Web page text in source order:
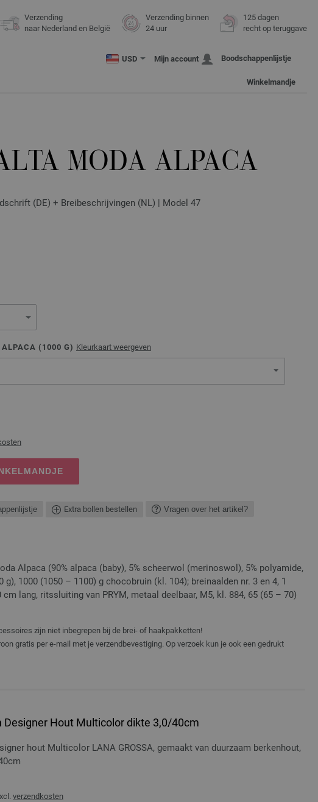
Verzending
naar Nederland en België
Verzending binnen
24 uur
125 dagen
recht op teruggave
USD Mijn account Boodschappenlijstje
Winkelmandje
MODA ALPACA
(DE) + Breibeschrijvingen (NL) | Model 47
ALPACA ( 1000 G) Kleurkaart weergeven
Extra bollen bestellen Vragen over het artikel?
Alpaca (90% alpaca (baby), 5% scheerwol (merinoswol), 5% polyamide,
g), 1000 (1050 – 1100) g chocobruin (kl. 104); breinaalden nr. 3 en 4, 1
cm lang, ritssluiting van PRYM, metaal deelbaar, M5, kl. 884, 65 (65 – 70)
zijn niet inbegrepen bij de brei- of haakpakketten!
gratis per e-mail met je verzendbevestiging. Op verzoek kun je ook een gedrukt
Designer Hout Multicolor dikte 3,0/40cm
hout Multicolor LANA GROSSA, gemaakt van duurzaam berkenhout,
verzendkosten